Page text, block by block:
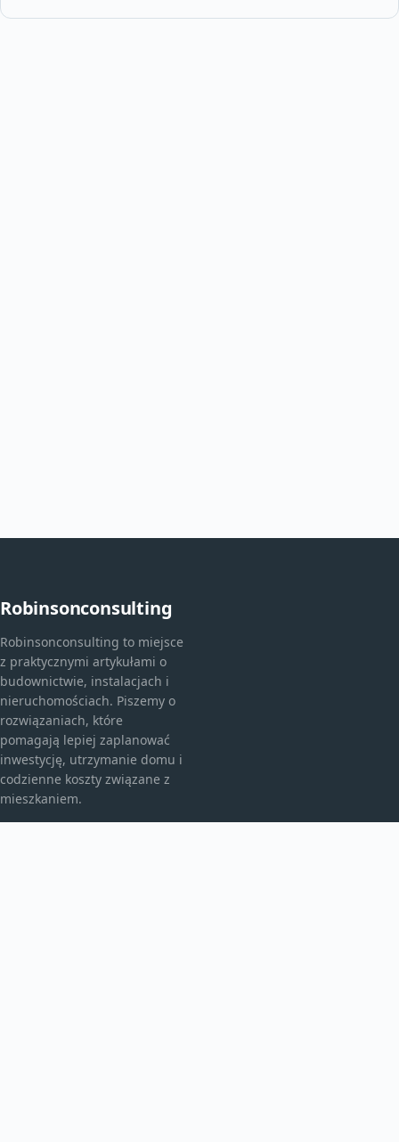
Robinsonconsulting
Robinsonconsulting to miejsce
z praktycznymi artykułami o
budownictwie, instalacjach i
nieruchomościach. Piszemy o
rozwiązaniach, które
pomagają lepiej zaplanować
inwestycję, utrzymanie domu i
codzienne koszty związane z
mieszkaniem.